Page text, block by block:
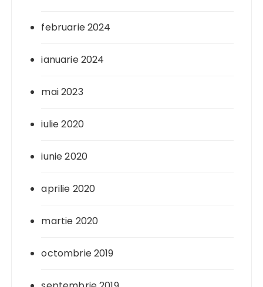
februarie 2024
ianuarie 2024
mai 2023
iulie 2020
iunie 2020
aprilie 2020
martie 2020
octombrie 2019